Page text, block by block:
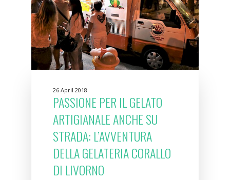
26 April 2018
PASSIONE PER IL GELATO
ARTIGIANALE ANCHE SU
STRADA: L’AVVENTURA
DELLA GELATERIA CORALLO
DI LIVORNO